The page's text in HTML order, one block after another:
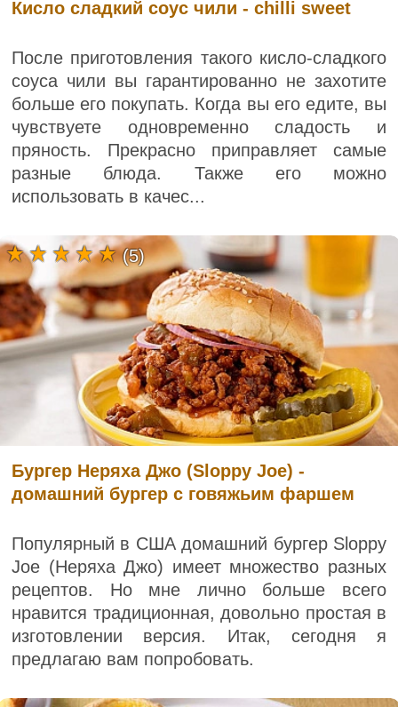
Кисло сладкий соус чили - chilli sweet
После приготовления такого кисло-сладкого
соуса чили вы гарантированно не захотите
больше его покупать. Когда вы его едите, вы
чувствуете одновременно сладость и
пряность. Прекрасно приправляет самые
разные блюда. Также его можно
использовать в качес...
Бургер Неряха Джо (Sloppy Joe) -
домашний бургер с говяжьим фаршем
Популярный в США домашний бургер Sloppy
Joe (Неряха Джо) имеет множество разных
рецептов. Но мне лично больше всего
нравится традиционная, довольно простая в
изготовлении версия. Итак, сегодня я
предлагаю вам попробовать.
(5)